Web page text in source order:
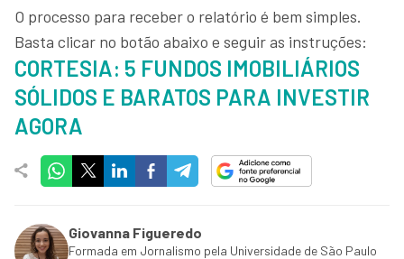
O processo para receber o relatório é bem simples.
Basta clicar no botão abaixo e seguir as instruções:
CORTESIA: 5 FUNDOS IMOBILIÁRIOS
SÓLIDOS E BARATOS PARA INVESTIR
AGORA
Giovanna Figueredo
Formada em Jornalismo pela Universidade de São Paulo